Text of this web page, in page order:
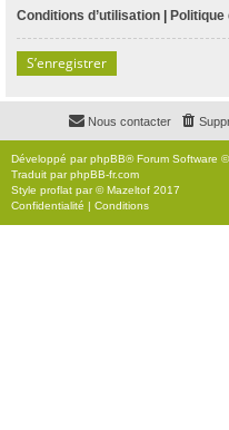
Conditions d’utilisation | Politique
S’enregistrer
Nous contacter
Développé parphpBB® Forum Software
Traduit parphpBB-fr.com
Style proflat par ©Mazeltof 2017
Confidentialité | Conditions